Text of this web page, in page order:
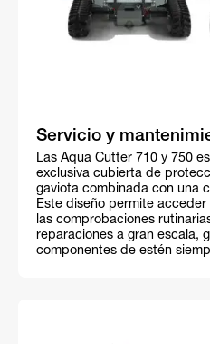
Servicio y
Las Aqua Cutter 710 y 750
exclusiva cubierta de
gaviota combinada con una
Este diseño permite
las comprobaciones
reparaciones a gran escala,
componentes de estén